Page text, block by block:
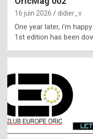
16 juin 2026 didier_v
One year later, i’m
1st edition has been